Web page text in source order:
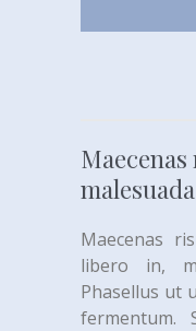
Maecenas
libero in,
Phasellus ut
fermentum.